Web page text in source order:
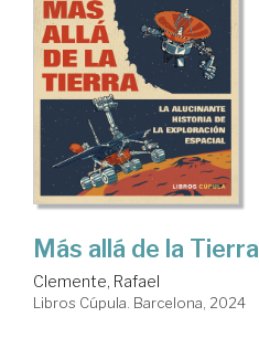
Más allá de la Tierra
Clemente, Rafael
Libros Cúpula. Barcelona, 2024